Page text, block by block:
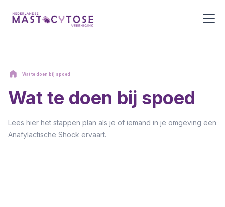
Wat te doen bij spoed
Wat te doen bij spoed
Lees hier het stappen plan als je of iemand in je omgeving een
Anafylactische Shock ervaart.